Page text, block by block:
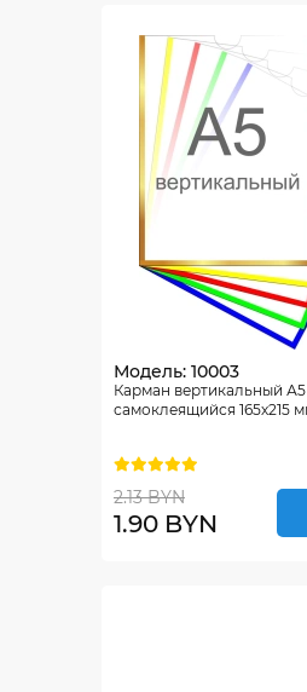
Модель: 10003
Карман вертикальный А5
самоклеящийся 165х215
2.13 BYN
1.90 BYN